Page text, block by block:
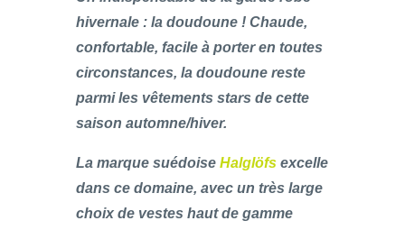
hivernale : la doudoune ! Chaude,
confortable, facile à porter en toutes
circonstances, la doudoune reste
parmi les vêtements stars de cette
saison automne/hiver.
La marque suédoise Halglöfs excelle
dans ce domaine, avec un très large
choix de vestes haut de gamme